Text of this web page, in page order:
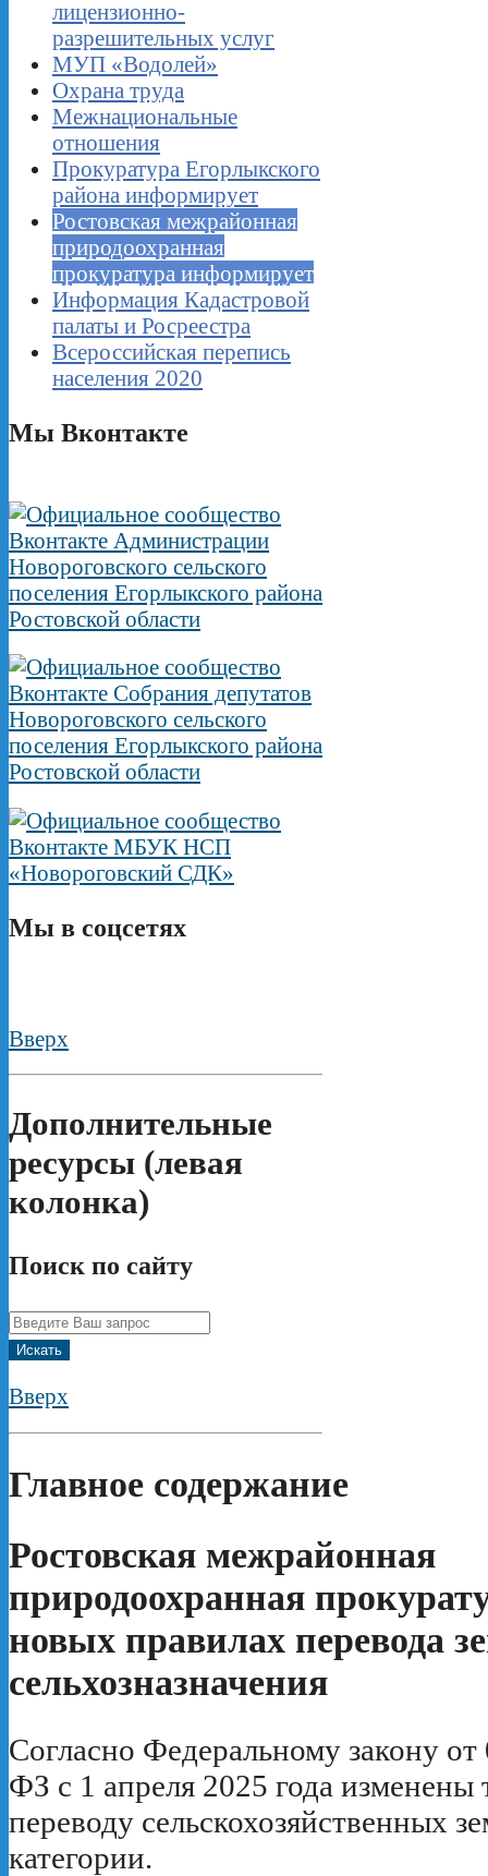
лицензионно-
разрешительных услуг
МУП «Водолей»
Охрана труда
Межнациональные
отношения
Прокуратура Егорлыкского
района информирует
Ростовская межрайонная
природоохранная
прокуратура информирует
Информация Кадастровой
палаты и Росреестра
Всероссийская перепись
населения 2020
Мы Вконтакте
Мы в соцсетях
Вверх
Дополнительные
ресурсы (левая
колонка)
Поиск по сайту
Искать
Вверх
Главное содержание
Ростовская межрайонная
природоохранная
новых правилах перевода
сельхозназначения
Согласно Федеральному закону
ФЗ с 1 апреля 2025 года изменены
переводу сельскохозяйственных
категории.